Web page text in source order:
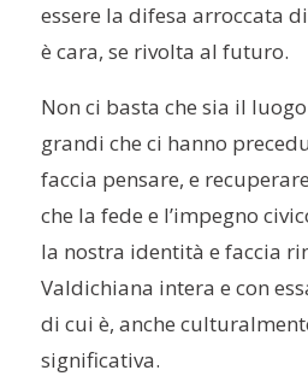
essere la difesa arroccata
è cara, se rivolta al futuro.
Non ci basta che sia il
grandi che ci hanno
faccia pensare, e
che la fede e l’impegno
la nostra identità e faccia
Valdichiana intera e con
di cui è, anche
significativa.